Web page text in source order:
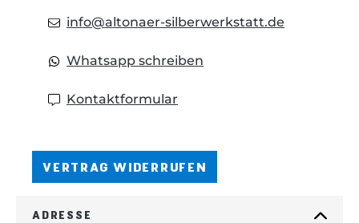
info@altonaer-silberwerkstatt.de
Whatsapp schreiben
Kontaktformular
VERTRAG WIDERRUFEN
ADRESSE